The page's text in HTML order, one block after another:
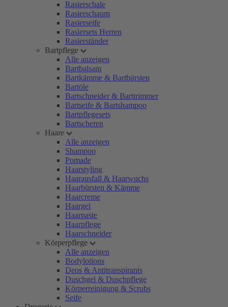
Rasierschale
Rasierschaum
Rasierseife
Rasiersets Herren
Rasierständer
Bartpflege
Alle anzeigen
Bartbalsam
Bartkämme & Bartbürsten
Bartöle
Bartschneider & Barttrimmer
Bartseife & Bartshampoo
Bartpflegesets
Bartscheren
Haare
Alle anzeigen
Shampoo
Pomade
Haarstyling
Haarausfall & Haarwuchs
Haarbürsten & Kämme
Haarcreme
Haargel
Haarpaste
Haarpflege
Haarschneider
Körperpflege
Alle anzeigen
Bodylotions
Deos & Antitranspirants
Duschgel & Duschpflege
Körperreinigung & Scrubs
Seife